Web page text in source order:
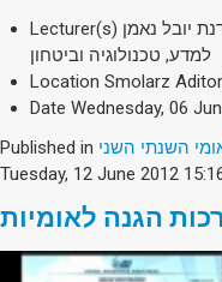
Lecturer(s) יובל נאמן
למדע, טכנולוגיה וביטחון
Location Smolarz
Date Wednesday, 06
Published in השנתי השני
Tuesday, 12 June 2012
הגנה לאומיות